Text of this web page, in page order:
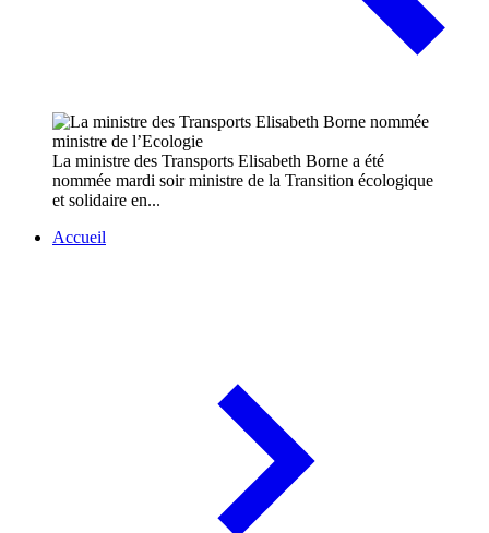
La ministre des Transports Elisabeth Borne a été
nommée mardi soir ministre de la Transition écologique
et solidaire en...
Accueil